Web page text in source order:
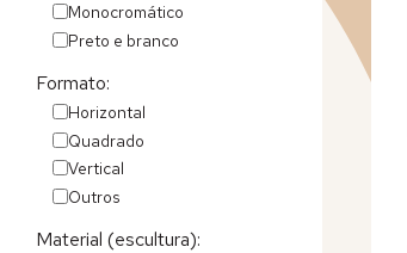
Monocromático
Preto e branco
Formato:
Horizontal
Quadrado
Vertical
Outros
Material (escultura):